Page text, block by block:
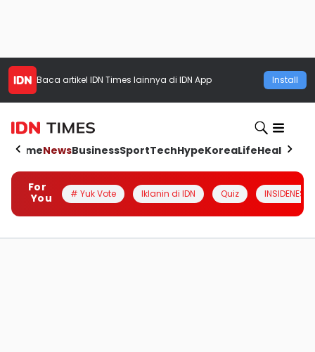
Baca artikel IDN Times lainnya di IDN App Install
HomeNewsBusinessSportTechHypeKoreaLifeHealth
For
You
# Yuk Vote Iklanin di IDN Quiz INSIDENESIA